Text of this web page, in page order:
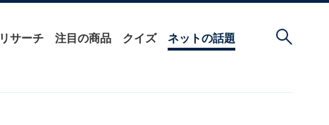
リサーチ 注目の商品 クイズ ネットの話題